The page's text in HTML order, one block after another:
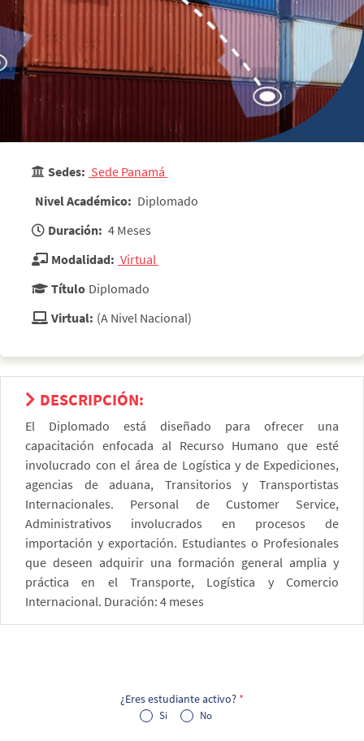
Sedes: Sede Panamá
Nivel Académico: Diplomado
Duración: 4 Meses
Modalidad: Virtual
Título Diplomado
Virtual: (A Nivel Nacional)
DESCRIPCIÓN:
El Diplomado está diseñado para ofrecer una
capacitación enfocada al Recurso Humano que esté
involucrado con el área de Logística y de Expediciones,
agencias de aduana, Transitorios y Transportistas
Internacionales. Personal de Customer Service,
Administrativos involucrados en procesos de
importación y exportación. Estudiantes o Profesionales
que deseen adquirir una formación general amplia y
práctica en el Transporte, Logística y Comercio
Internacional. Duración: 4 meses
¿Eres estudiante activo? *
Si No